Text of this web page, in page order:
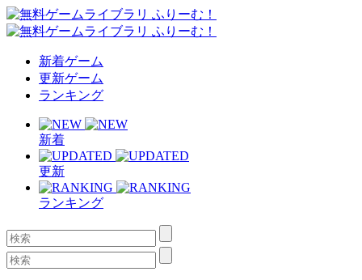
新着ゲーム
更新ゲーム
ランキング
新着
更新
ランキング